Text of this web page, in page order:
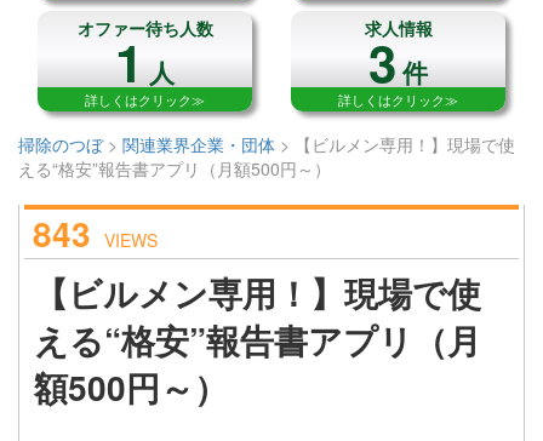
オファー待ち人数
1人
詳しくはクリック≫
求人情報
3件
詳しくはクリック≫
掃除のつぼ> 関連業界企業・団体 >
【ビルメン専用！】現場で使
える“格安”報告書アプリ（月額500円～）
843 VIEWS
【ビルメン専用！】現場で使
える“格安”報告書アプリ（月
額500円～）